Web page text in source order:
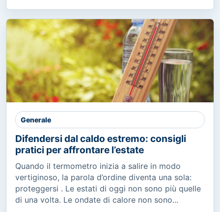
Generale
Difendersi dal caldo estremo: consigli
pratici per affrontare l’estate
Quando il termometro inizia a salire in modo
vertiginoso, la parola d’ordine diventa una sola:
proteggersi . Le estati di oggi non sono più quelle
di una volta. Le ondate di calore non sono...